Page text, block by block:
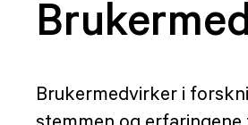
Brukermedvirker i
stemmen og